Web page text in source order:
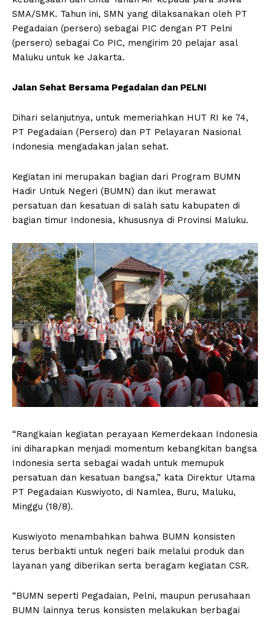
SMA/SMK. Tahun ini, SMN yang dilaksanakan oleh PT
Pegadaian (persero) sebagai PIC dengan PT Pelni
(persero) sebagai Co PIC, mengirim 20 pelajar asal
Maluku untuk ke Jakarta.
Jalan Sehat Bersama Pegadaian dan PELNI
Dihari selanjutnya, untuk memeriahkan HUT RI ke 74,
PT Pegadaian (Persero) dan PT Pelayaran Nasional
Indonesia mengadakan jalan sehat.
Kegiatan ini merupakan bagian dari Program BUMN
Hadir Untuk Negeri (BUMN) dan ikut merawat
persatuan dan kesatuan di salah satu kabupaten di
bagian timur Indonesia, khususnya di Provinsi Maluku.
“Rangkaian kegiatan perayaan Kemerdekaan Indonesia
ini diharapkan menjadi momentum kebangkitan bangsa
Indonesia serta sebagai wadah untuk memupuk
persatuan dan kesatuan bangsa,” kata Direktur Utama
PT Pegadaian Kuswiyoto, di Namlea, Buru, Maluku,
Minggu (18/8).
Kuswiyoto menambahkan bahwa BUMN konsisten
terus berbakti untuk negeri baik melalui produk dan
layanan yang diberikan serta beragam kegiatan CSR.
“BUMN seperti Pegadaian, Pelni, maupun perusahaan
BUMN lainnya terus konsisten melakukan berbagai